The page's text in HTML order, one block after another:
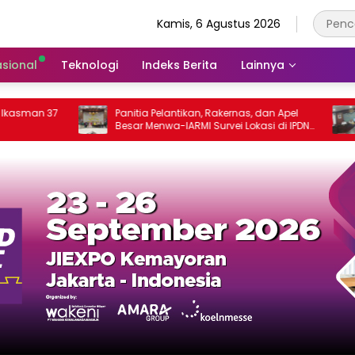
Kamis, 6 Agustus 2026
Teknologi Indeks Berita Lainnya
Panitia Pelantikan, Rakernas, dan Apel
Besar Menwa-IARMI Survei Lokasi di IPDN
Jatinangor